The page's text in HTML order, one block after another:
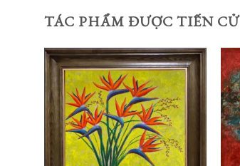
TÁC PHẨM ĐƯỢC TIẾN CỬ